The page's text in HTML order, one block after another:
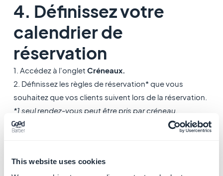
This website uses cookies
4. Définissez votre
calendrier de
réservation
1. Accédez à l'onglet Créneaux.
2. Définissez les règles de réservation* que vous
souhaitez que vos clients suivent lors de la réservation.
*1 seul rendez-vous peut être pris par créneau.
5. Paramétrer des jours
exceptionnels